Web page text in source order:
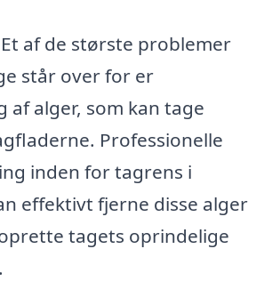
af de største problemer
står over for er
af alger, som kan tage
Professionelle
inden for tagrens i
effektivt fjerne disse alger
tagets oprindelige